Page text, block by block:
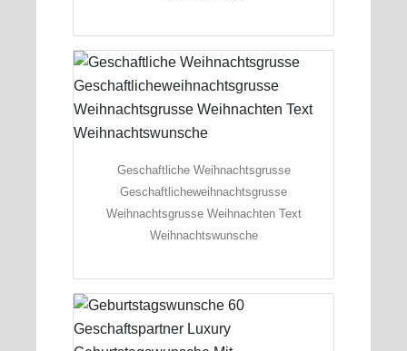
Geschaftliche Weihnachtsgrusse
Geschaftlicheweihnachtsgrusse
Weihnachtsgrusse Weihnachten Text
Weihnachtswunsche